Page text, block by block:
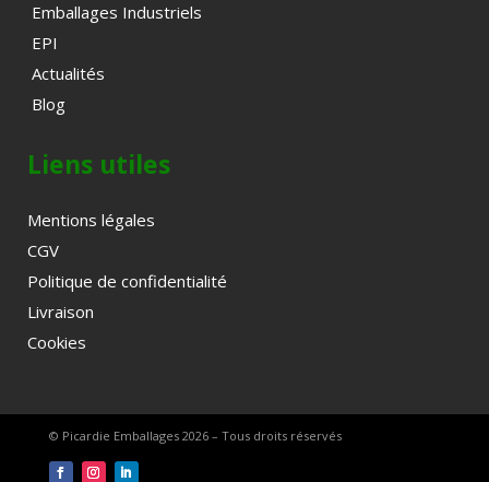
Emballages Industriels
EPI
Actualités
Blog
Liens utiles
Mentions légales
CGV
Politique de confidentialité
Livraison
Cookies
© Picardie Emballages 2026 – Tous droits réservés